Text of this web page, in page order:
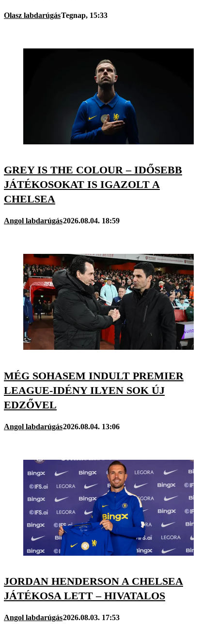
Olasz labdarúgásTegnap, 15:33
GREY IS THE COLOUR – IDŐSEBB
JÁTÉKOSOKAT IS IGAZOLT A
CHELSEA
Angol labdarúgás2026.08.04. 18:59
MÉG SOHASEM INDULT PREMIER
LEAGUE-IDÉNY ILYEN SOK ÚJ
EDZŐVEL
Angol labdarúgás2026.08.04. 13:06
JORDAN HENDERSON A CHELSEA
JÁTÉKOSA LETT – HIVATALOS
Angol labdarúgás2026.08.03. 17:53